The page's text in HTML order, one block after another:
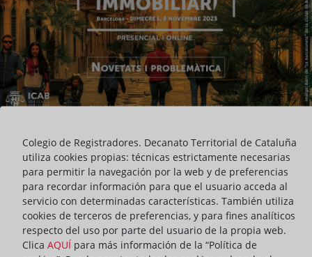
ACTUALIDAD DEL DECANATO
Colegio de Registradores. Decanato Territorial de Cataluña
utiliza cookies propias: técnicas estrictamente necesarias
para permitir la navegación por la web y de preferencias
para recordar información para que el usuario acceda al
servicio con determinadas características. También utiliza
cookies de terceros de preferencias, y para fines analíticos
respecto del uso por parte del usuario de la propia web.
Clica AQUÍ para más información de la “Política de